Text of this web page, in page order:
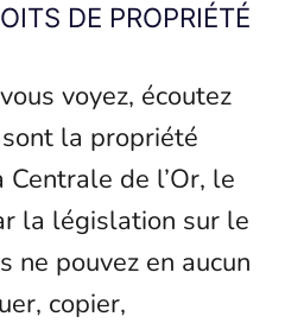
DE PROPRIÉTÉ
voyez, écoutez
la propriété
de l’Or, le
la législation sur le
ne pouvez en aucun
copier,